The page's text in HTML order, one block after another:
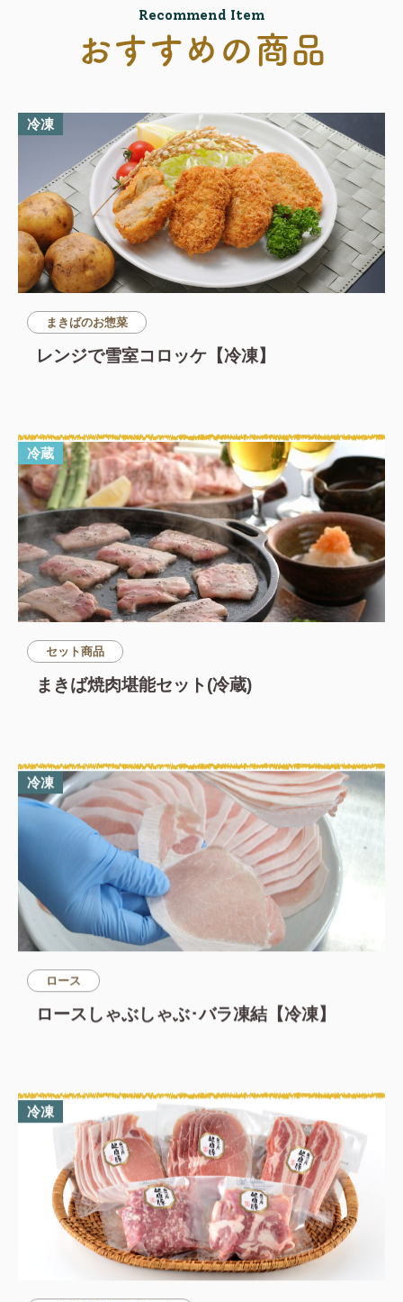
Recommend Item
おすすめの商品
冷凍
まきばのお惣菜
レンジで雪室コロッケ【冷凍】
冷蔵
セット商品
まきば焼肉堪能セット(冷蔵)
冷凍
ロース
ロースしゃぶしゃぶ･バラ凍結【冷凍】
冷凍